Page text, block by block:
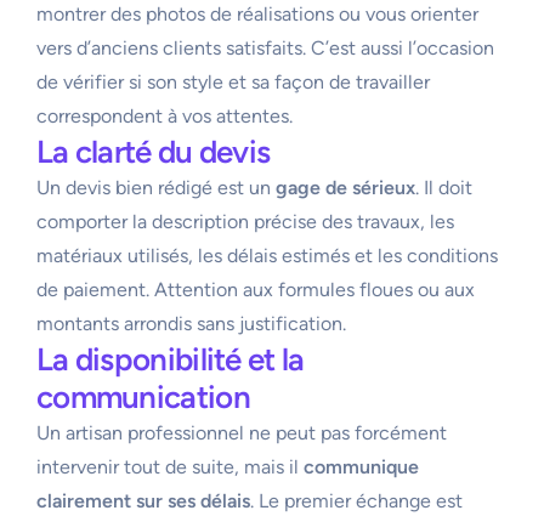
montrer des photos de réalisations ou vous orienter
vers d’anciens clients satisfaits. C’est aussi l’occasion
de vérifier si son style et sa façon de travailler
correspondent à vos attentes.
La clarté du devis
Un devis bien rédigé est un gage de sérieux. Il doit
comporter la description précise des travaux, les
matériaux utilisés, les délais estimés et les conditions
de paiement. Attention aux formules floues ou aux
montants arrondis sans justification.
La disponibilité et la
communication
Un artisan professionnel ne peut pas forcément
intervenir tout de suite, mais il communique
clairement sur ses délais. Le premier échange est